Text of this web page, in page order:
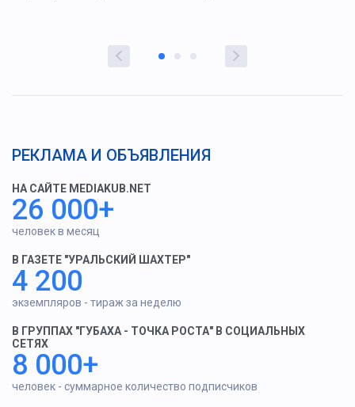
РЕКЛАМА И ОБЪЯВЛЕНИЯ
НА САЙТЕ MEDIAKUB.NET
26 000+
человек в месяц
В ГАЗЕТЕ "УРАЛЬСКИЙ ШАХТЕР"
4 200
экземпляров - тираж за неделю
В ГРУППАХ "ГУБАХА - ТОЧКА РОСТА" В СОЦИАЛЬНЫХ
СЕТЯХ
8 000+
человек - суммарное количество подписчиков